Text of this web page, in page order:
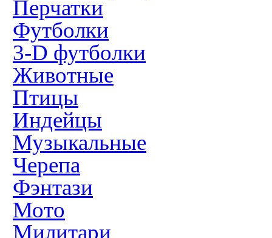
Перчатки
Футболки
3-D футболки
Животные
Птицы
Индейцы
Музыкальные
Черепа
Фэнтази
Мото
Милитари